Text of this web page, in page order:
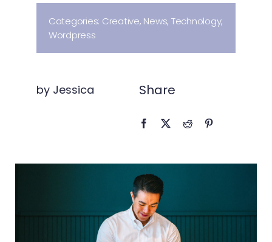
Categories: Creative, News, Technology,
Wordpress
by Jessica Share